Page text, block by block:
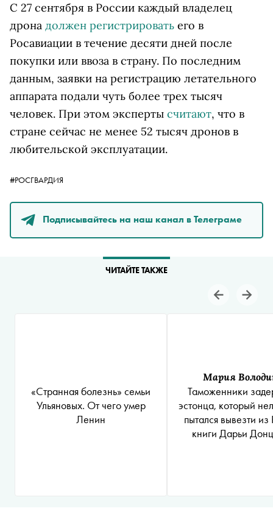
С 27 сентября в России каждый владелец
дрона должен регистрировать его в
Росавиации в течение десяти дней после
покупки или ввоза в страну. По последним
данным, заявки на регистрацию летательного
аппарата подали чуть более трех тысяч
человек. При этом эксперты считают, что в
стране сейчас не менее 52 тысяч дронов в
любительской эксплуатации.
#РОСГВАРДИЯ
Подписывайтесь на наш канал в Телеграме
ЧИТАЙТЕ ТАКЖЕ
«Странная болезнь» семьи
Ульяновых. От чего умер
Ленин
Мария
Таможенники
эстонца, который
пытался вывезти из
книги Дарьи